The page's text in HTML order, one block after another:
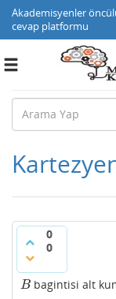
Akademisyenler
cevap platformu
Toggle
0
0
B
B bagintisi alt